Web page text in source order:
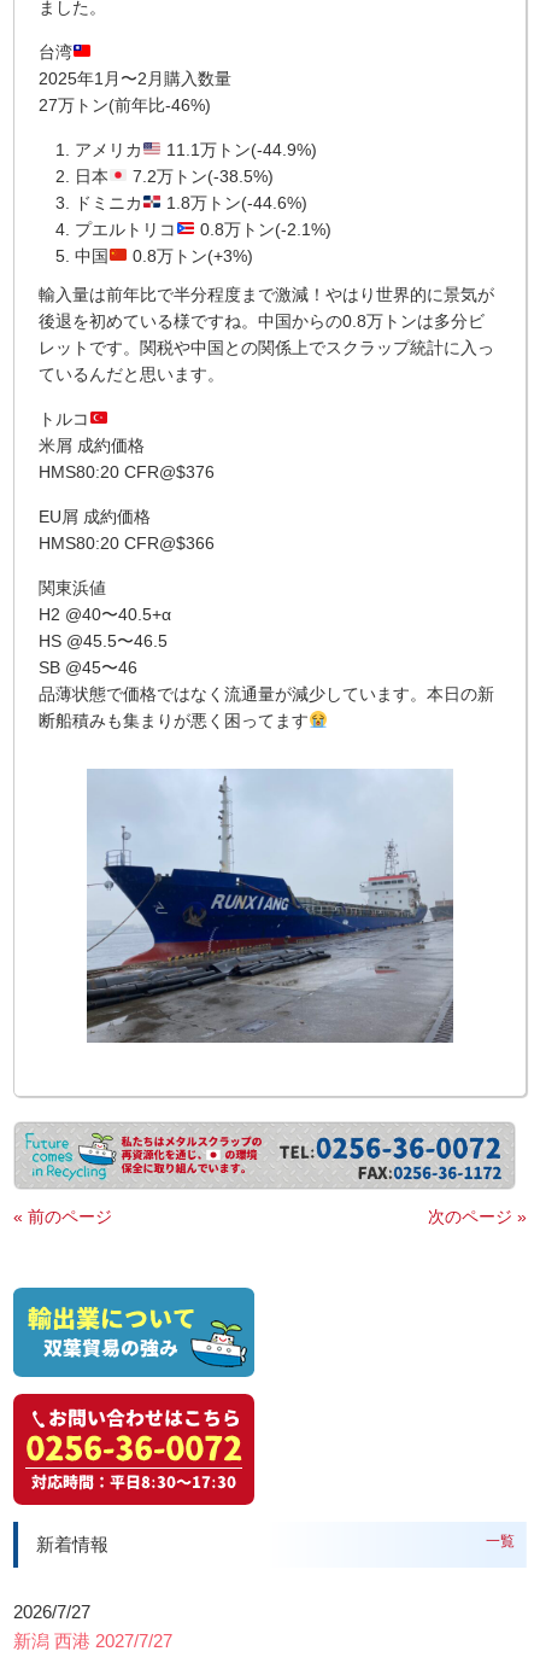
ました。
台湾
2025年1月〜2月購入数量
27万トン(前年比-46%)
アメリカ
11.1万トン(-44.9%)
日本
7.2万トン(-38.5%)
ドミニカ
1.8万トン(-44.6%)
プエルトリコ
0.8万トン(-2.1%)
中国
0.8万トン(+3%)
輸入量は前年比で半分程度まで激減！やはり世界的に景気が
後退を初めている様ですね。中国からの0.8万トンは多分ビ
レットです。関税や中国との関係上でスクラップ統計に入っ
ているんだと思います。
トルコ
米屑 成約価格
HMS80:20 CFR@$376
EU屑 成約価格
HMS80:20 CFR@$366
関東浜値
H2 @40〜40.5+α
HS @45.5〜46.5
SB @45〜46
品薄状態で価格ではなく流通量が減少しています。本日の新
断船積みも集まりが悪く困ってます
« 前のページ 次のページ »
新着情報 一覧
2026/7/27
新潟 西港 2027/7/27